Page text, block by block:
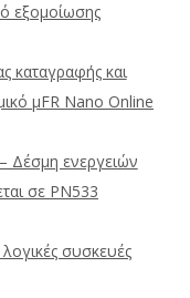
εξομοίωσης
καταγραφής και
μFR Nano Online
Δέσμη ενεργειών
σε PN533
συσκευές